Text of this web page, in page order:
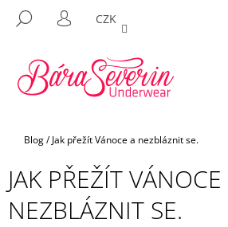
HLEDAT
PŘIHLÁŠENÍ
CZK
Domů
Blog/ Jak přežít Vánoce a nezbláznit se.
JAK PŘEŽÍT
NEZBLÁZNIT SE.
C
O
T
Ř
E